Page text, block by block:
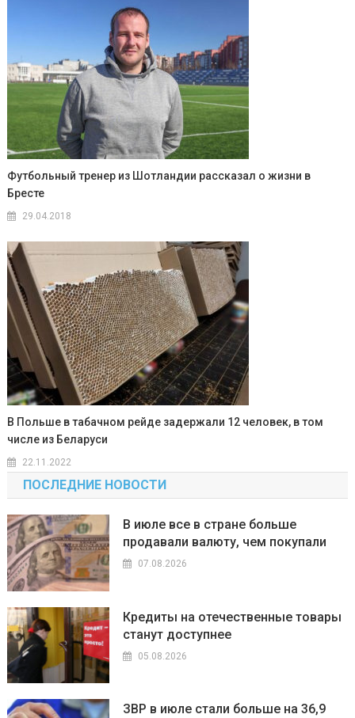
Футбольный тренер из Шотландии рассказал о жизни в
Бресте
29.04.2018
В Польше в табачном рейде задержали 12 человек, в том
числе из Беларуси
22.11.2022
ПОСЛЕДНИЕ НОВОСТИ
В июле все в стране больше
продавали валюту, чем покупали
07.08.2026
Кредиты на отечественные товары
станут доступнее
05.08.2026
ЗВР в июле стали больше на 36,9